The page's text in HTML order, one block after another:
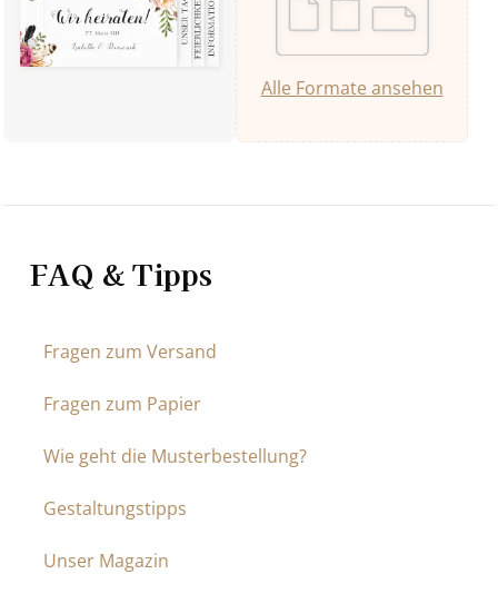
Alle Formate ansehen
FAQ & Tipps
Fragen zum Versand
Fragen zum Papier
Wie geht die Musterbestellung?
Gestaltungstipps
Unser Magazin